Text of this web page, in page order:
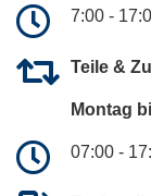
7:00 -
Teile &
Montag
07:00 -